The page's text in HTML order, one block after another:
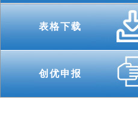
表格下载
创优申报